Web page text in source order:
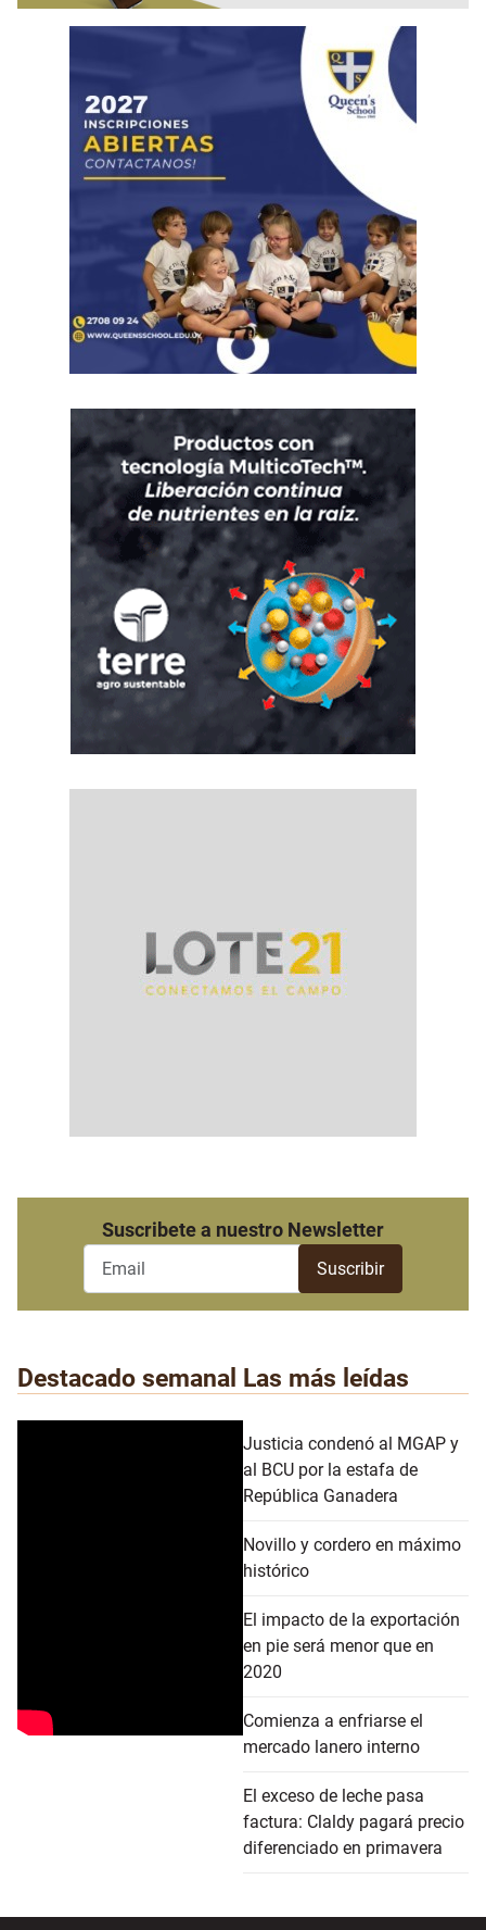
Suscribete a nuestro Newsletter
Destacado semanal Las más leídas
Justicia condenó al MGAP y
al BCU por la estafa de
República Ganadera
Novillo y cordero en máximo
histórico
El impacto de la exportación
en pie será menor que en
2020
Comienza a enfriarse el
mercado lanero interno
El exceso de leche pasa
factura: Claldy pagará precio
diferenciado en primavera